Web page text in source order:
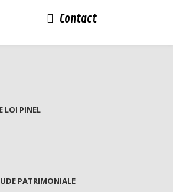
Contact
LOI PINEL
PATRIMONIALE